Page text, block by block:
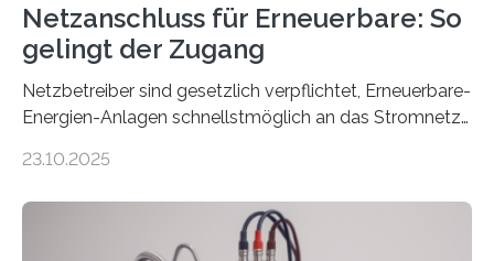
Netzanschluss für Erneuerbare: So
gelingt der Zugang
Netzbetreiber sind gesetzlich verpflichtet, Erneuerbare-
Energien-Anlagen schnellstmöglich an das Stromnetz
ermöglichen. Doch der dafür nötige Netzausbau hinkt
einem „Anschlussstau“. Die Stiftung
Umweltenergierecht hat den Rechtsrahmen in einem
23.10.2025